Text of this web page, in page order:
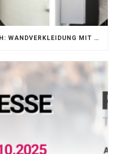
AKUSTIK IM SPA-BEREICH: WANDVERKLEIDUNG MIT SILENTPROTECT CORE